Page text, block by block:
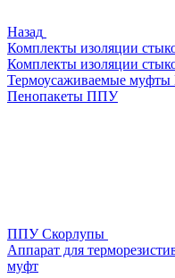
Назад
Комплекты изоляции
Комплекты изоляции
Термоусаживаемые
Пенопакеты ППУ
ППУ Скорлупы
Аппарат для
муфт